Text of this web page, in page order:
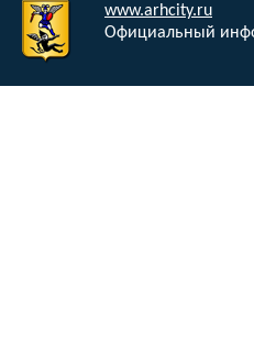
www.arhcity.ru
Официальный